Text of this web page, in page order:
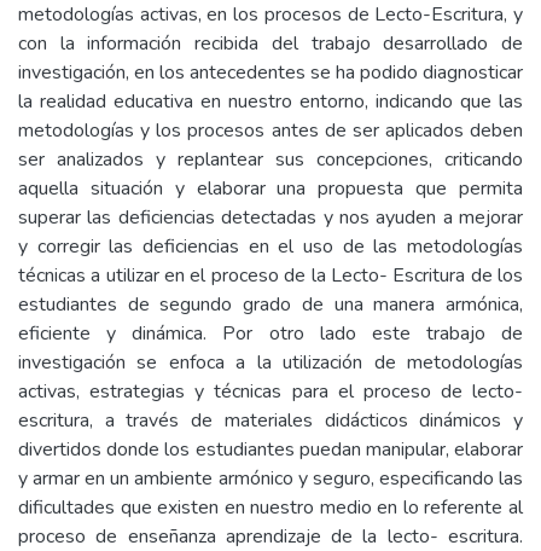
metodologías activas, en los procesos de Lecto-Escritura, y
con la información recibida del trabajo desarrollado de
investigación, en los antecedentes se ha podido diagnosticar
la realidad educativa en nuestro entorno, indicando que las
metodologías y los procesos antes de ser aplicados deben
ser analizados y replantear sus concepciones, criticando
aquella situación y elaborar una propuesta que permita
superar las deficiencias detectadas y nos ayuden a mejorar
y corregir las deficiencias en el uso de las metodologías
técnicas a utilizar en el proceso de la Lecto- Escritura de los
estudiantes de segundo grado de una manera armónica,
eficiente y dinámica. Por otro lado este trabajo de
investigación se enfoca a la utilización de metodologías
activas, estrategias y técnicas para el proceso de lecto-
escritura, a través de materiales didácticos dinámicos y
divertidos donde los estudiantes puedan manipular, elaborar
y armar en un ambiente armónico y seguro, especificando las
dificultades que existen en nuestro medio en lo referente al
proceso de enseñanza aprendizaje de la lecto- escritura.